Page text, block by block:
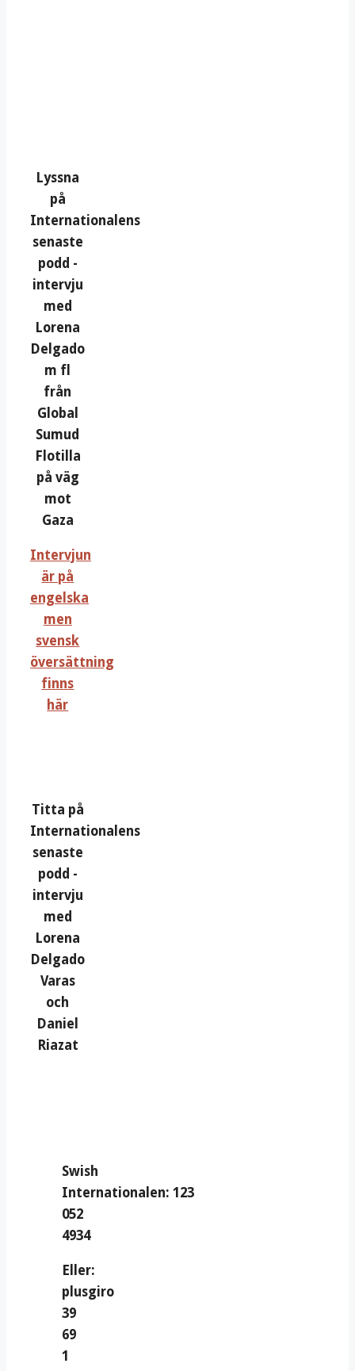
Lyssna
på
Internationalens
senaste
podd -
intervju
med
Lorena
Delgado
m fl
från
Global
Sumud
Flotilla
på väg
mot
Gaza
Intervjun
är på
engelska
men
svensk
översättning
finns
här
Titta på
Internationalens
senaste
podd -
intervju
med
Lorena
Delgado
Varas
och
Daniel
Riazat
Swish
Internationalen: 123
052
4934
Eller:
plusgiro
39
69
1